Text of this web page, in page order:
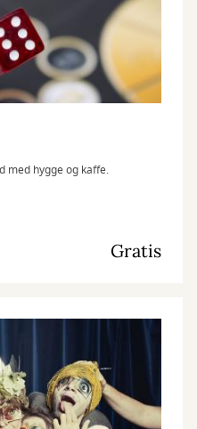
med hygge og kaffe.
Gratis